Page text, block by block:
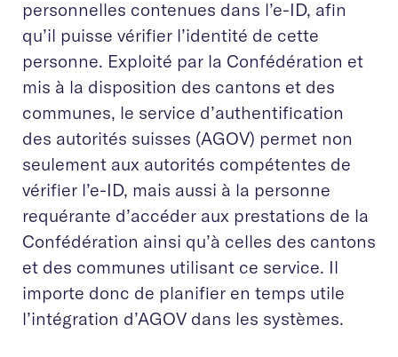
personnelles contenues dans l’e-ID, afin
qu’il puisse vérifier l’identité de cette
personne. Exploité par la Confédération et
mis à la disposition des cantons et des
communes, le service d’authentification
des autorités suisses (AGOV) permet non
seulement aux autorités compétentes de
vérifier l’e-ID, mais aussi à la personne
requérante d’accéder aux prestations de la
Confédération ainsi qu’à celles des cantons
et des communes utilisant ce service. Il
importe donc de planifier en temps utile
l’intégration d’AGOV dans les systèmes.